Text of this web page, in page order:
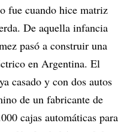
fue cuando hice matriz
De aquella infancia
pasó a construir una
en Argentina. El
casado y con dos autos
de un fabricante de
cajas automáticas para